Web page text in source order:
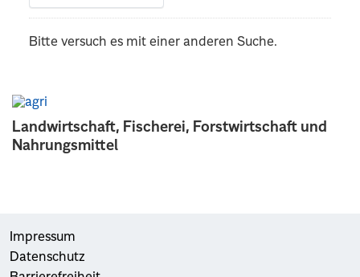
Landwirtschaft, Fischerei, Forstwirtschaft und
Nahrungsmittel
Bitte versuch es mit einer anderen Suche.
Impressum
Datenschutz